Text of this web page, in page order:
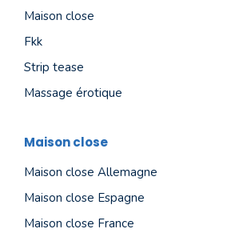
Maison close
Fkk
Strip tease
Massage érotique
Maison close
Maison close Allemagne
Maison close Espagne
Maison close France